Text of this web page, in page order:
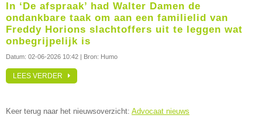
In ‘De afspraak’ had Walter Damen de
ondankbare taak om aan een familielid van
Freddy Horions slachtoffers uit te leggen wat
onbegrijpelijk is
Datum: 02-06-2026 10:42 | Bron: Humo
LEES VERDER
Keer terug naar het nieuwsoverzicht: Advocaat nieuws